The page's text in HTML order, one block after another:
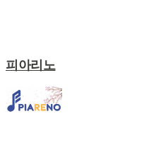
피아리노